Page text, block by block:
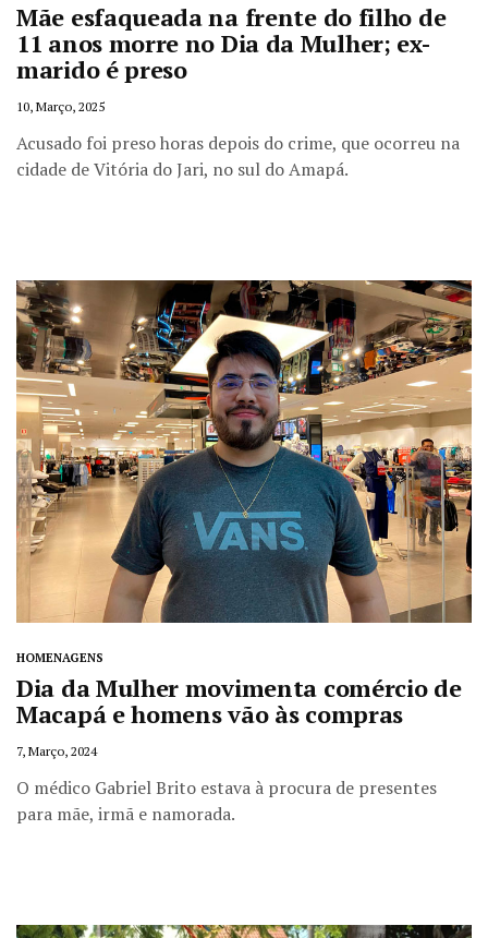
Mãe esfaqueada na frente do filho de
11 anos morre no Dia da Mulher; ex-
marido é preso
10, Março, 2025
Acusado foi preso horas depois do crime, que ocorreu na
cidade de Vitória do Jari, no sul do Amapá.
HOMENAGENS
Dia da Mulher movimenta comércio de
Macapá e homens vão às compras
7, Março, 2024
O médico Gabriel Brito estava à procura de presentes
para mãe, irmã e namorada.